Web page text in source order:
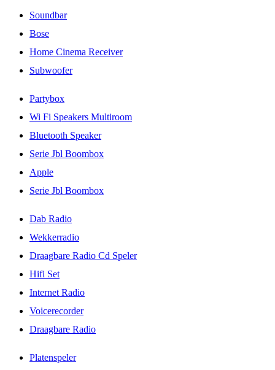
Soundbar
Bose
Home Cinema Receiver
Subwoofer
Partybox
Wi Fi Speakers Multiroom
Bluetooth Speaker
Serie Jbl Boombox
Apple
Serie Jbl Boombox
Dab Radio
Wekkerradio
Draagbare Radio Cd Speler
Hifi Set
Internet Radio
Voicerecorder
Draagbare Radio
Platenspeler